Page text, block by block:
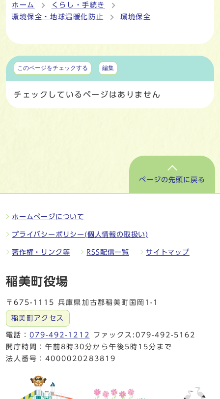
ホーム
くらし・手続き
環境保全・地球温暖化防止
環境保全
マイページ
このページをチェックする 編集
チェックしているページはありません
ページの先頭に戻る
ホームページについて
プライバシーポリシー(個人情報の取扱い)
著作権・リンク等 RSS配信一覧 サイトマップ
稲美町役場
〒675-1115 兵庫県加古郡稲美町国岡1-1
稲美町アクセス
電話：079-492-1212
ファックス:079-492-5162
開庁時間：午前8時30分から午後5時15分まで
法人番号：4000020283819